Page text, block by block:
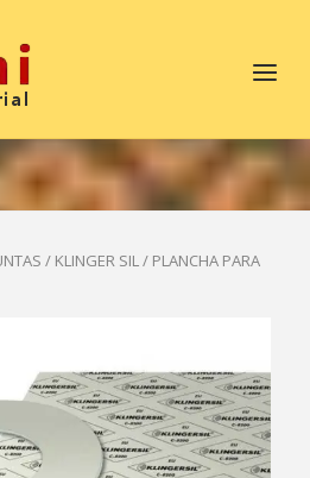
Menú
/ KLINGER SIL/ PLANCHA PARA